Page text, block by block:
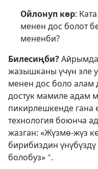
Ойлонуп көр:
менен дос болот
мененби?
Билесиңби?
жазышканы үчүн эле
менен дос боло
достук мамиле адам
пикирлешкенде гана
технология боюнча
жазган: «Жүзмө-жүз
бирибиздин
болобуз» a.